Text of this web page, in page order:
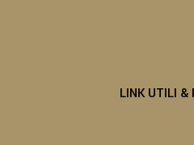
LINK UTILI &